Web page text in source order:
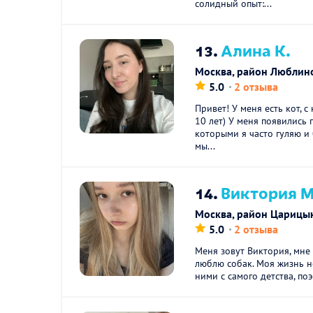
солидный опыт:...
13.Алина К.
Москва, район
5.0
2 отзыва
Привет! У меня есть кот,
10 лет) У меня появились
которыми я часто гуляю
мы...
14.Виктория
Москва, район
5.0
2 отзыва
Меня зовут Виктория,
люблю собак. Моя жизнь
ними с самого детства,